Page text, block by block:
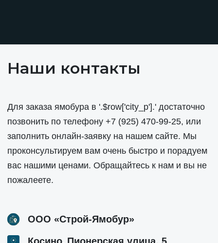
Наши контакты
Для заказа ямобура в '.$row['city_p'].' достаточно
позвонить по телефону +7 (925) 470-99-25, или
заполнить онлайн-заявку на нашем сайте. Мы
проконсультируем вам очень быстро и порадуем
вас нашими ценами. Обращайтесь к нам и вы не
пожалеете.
ООО «Строй-Ямобур»